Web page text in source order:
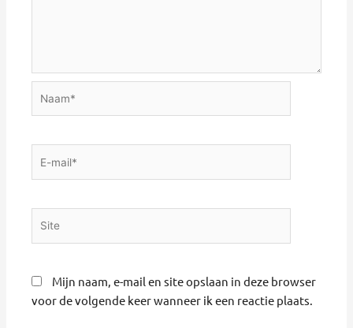
Mijn naam, e-mail en site opslaan in deze browser
voor de volgende keer wanneer ik een reactie plaats.